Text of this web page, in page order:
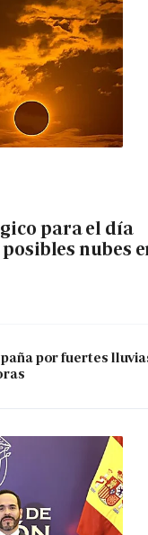
para el día
nubes
por fuertes